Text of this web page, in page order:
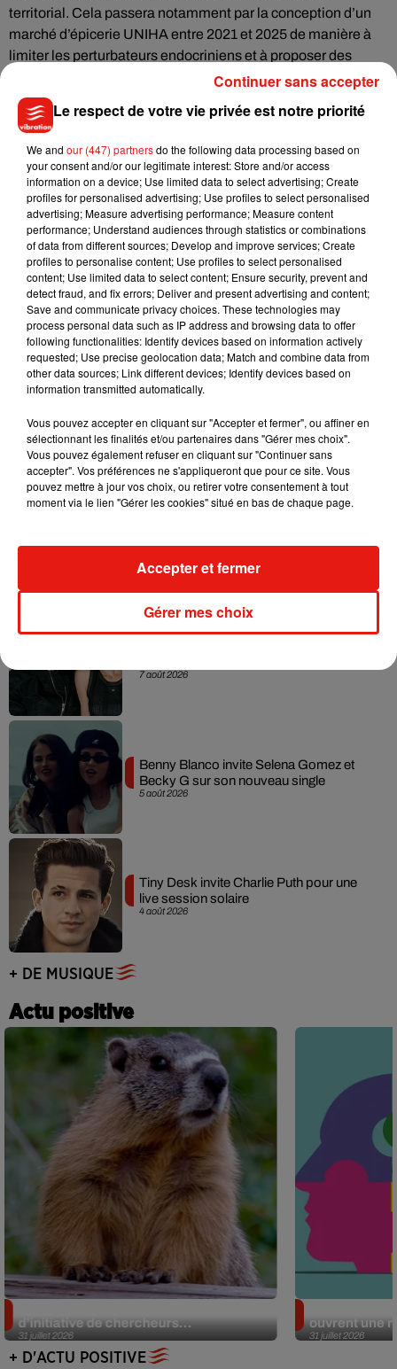
territorial. Cela passera notamment par la conception d’un
marché d’épicerie UNIHA entre 2021 et 2025 de manière à
limiter les perturbateurs endocriniens et à proposer des
produits BIO, l’élaboration d’un partenariat avec un
Etablissement Social d’Aide par le Travail ou encore
d’informer et de sensibiliser les professionnels du service
Musique
7 août 2026
Julien Lieb s’essaye à la vie de chatelain
dans son nouveau clip
7 août 2026
Sensation » avec Kylie Minogue
dansant de l’année
7 août 2026
5 août 2026
Benny Blanco invite Selena Gomez et
Becky G sur son nouveau single
4 août 2026
Tiny Desk invite Charlie Puth pour une
live session solaire
+ DE MUSIQUE
Actu positive
31 juillet 2026
d’initiative de chercheurs...
31 juillet 2026
ouvrent une
+ D'ACTU POSITIVE
Le respect de votre vie privée est notre priorité
We and our (447) partnersdo the following data processing based on
your consent and/or our legitimate interest: Store and/or access
information on a device; Use limited data to select advertising; Create
profiles for personalised advertising; Use profiles to select personalised
advertising; Measure advertising performance; Measure content
performance; Understand audiences through statistics or combinations
of data from different sources; Develop and improve services; Create
profiles to personalise content; Use profiles to select personalised
content; Use limited data to select content; Ensure security, prevent and
detect fraud, and fix errors; Deliver and present advertising and content;
Save and communicate privacy choices. These technologies may
process personal data such as IP address and browsing data to offer
following functionalities: Identify devices based on information actively
requested; Use precise geolocation data; Match and combine data from
other data sources; Link different devices; Identify devices based on
information transmitted automatically.
Vous pouvez accepter en cliquant sur "Accepter et fermer", ou affiner en
sélectionnant les finalités et/ou partenaires dans "Gérer mes choix".
Vous pouvez également refuser en cliquant sur "Continuer sans
accepter". Vos préférences ne s'appliqueront que pour ce site. Vous
pouvez mettre à jour vos choix, ou retirer votre consentement à tout
moment via le lien "Gérer les cookies" situé en bas de chaque page.
Gérer mes choix
Accepter et fermer
Continuer sans accepter